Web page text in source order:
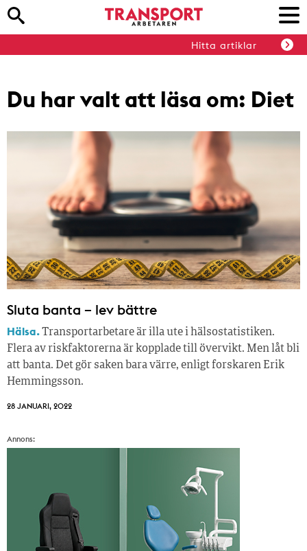
Hitta artiklar
Du har valt att läsa om: Diet
Sluta banta – lev bättre
Hälsa.Transportarbetare är illa ute i hälsostatistiken.
Flera av riskfaktorerna är kopplade till övervikt. Men låt bli
att banta. Det gör saken bara värre, enligt forskaren Erik
Hemmingsson.
28 JANUARI, 2022
Annons: